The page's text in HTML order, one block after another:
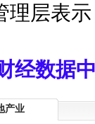
层表
经数据
产业